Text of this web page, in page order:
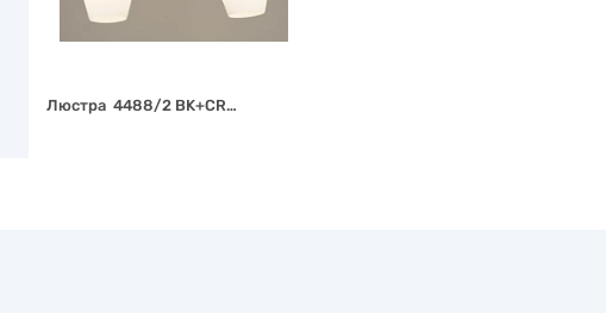
Люстра 4488/2 BK+CR…